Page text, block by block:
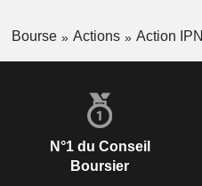
Bourse Actions Action IPN
N°1 du Conseil
Boursier